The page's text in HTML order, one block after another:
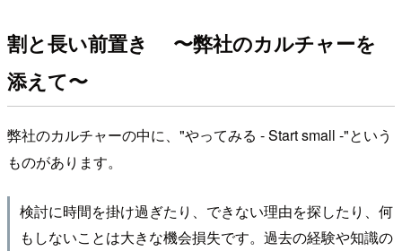
割と長い前置き 〜弊社のカルチャーを
添えて〜
弊社のカルチャーの中に、"やってみる - Start small -"という
ものがあります。
検討に時間を掛け過ぎたり、できない理由を探したり、何
もしないことは大きな機会損失です。過去の経験や知識の